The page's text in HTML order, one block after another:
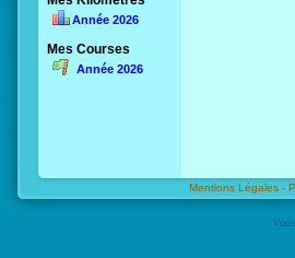
Année 2026
Mes Courses
Année 2026
Mentions Légales -